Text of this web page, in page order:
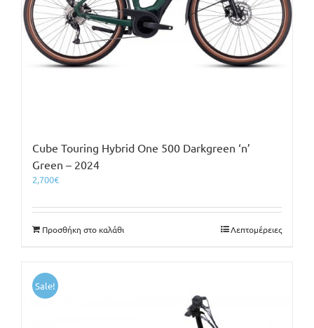
Cube Touring Hybrid One 500 Darkgreen ‘n’
Green – 2024
2,700€
Προσθήκη στο καλάθι Λεπτομέρειες
Sale!